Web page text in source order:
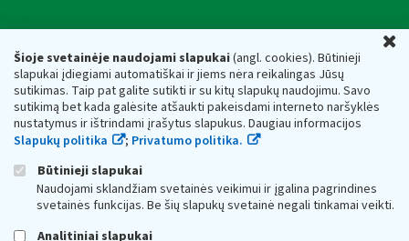
Šioje svetainėje naudojami slapukai(angl. cookies). Būtinieji
slapukai įdiegiami automatiškai ir jiems nėra reikalingas Jūsų
sutikimas. Taip pat galite sutikti ir su kitų slapukų naudojimu. Savo
sutikimą bet kada galėsite atšaukti pakeisdami interneto naršyklės
nustatymus ir ištrindami įrašytus slapukus. Daugiau informacijos
Slapukų politika
; Privatumo politika.
Būtinieji slapukai
Naudojami sklandžiam svetainės veikimui ir įgalina pagrindines
svetainės funkcijas. Be šių slapukų svetainė negali tinkamai veikti.
Analitiniai slapukai
Respublikos finansų ministerijos
Biudžetinė įstaiga. Juridinio asmens kodas — 188659752,
adresas: Vasario 16-osios g. 14, 01107 Vilnius, Lietuva, el.paštas:
vmi@vmi.lt, E. pristatymo dėžutės adresas 188659752
Duomenys apie Valstybinę mokesčių inspekciją prie Lietuvos
Respublikos finansų ministerijos kaupiami ir saugomi Juridinių